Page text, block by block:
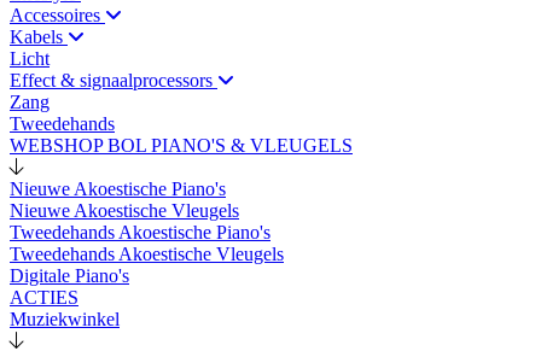
Accessoires
Kabels
Licht
Effect & signaalprocessors
Zang
Tweedehands
WEBSHOP BOL PIANO'S & VLEUGELS
Nieuwe Akoestische Piano's
Nieuwe Akoestische Vleugels
Tweedehands Akoestische Piano's
Tweedehands Akoestische Vleugels
Digitale Piano's
ACTIES
Muziekwinkel